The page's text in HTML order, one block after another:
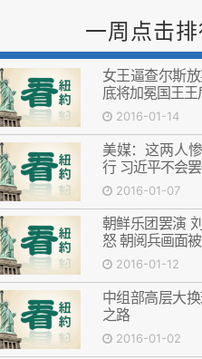
一周点击排
女王逼查尔斯
底将加冕国王王
2016-01-14
美媒：这两人
行 习近平不会
2016-01-07
朝鲜乐团罢演
怒 朝阅兵画面
2016-01-12
中组部高层大
之路
2016-01-02